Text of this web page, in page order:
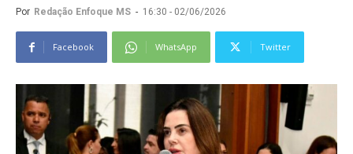
Por Redação Enfoque MS - 16:30 - 02/06/2026
Facebook WhatsApp Twitter